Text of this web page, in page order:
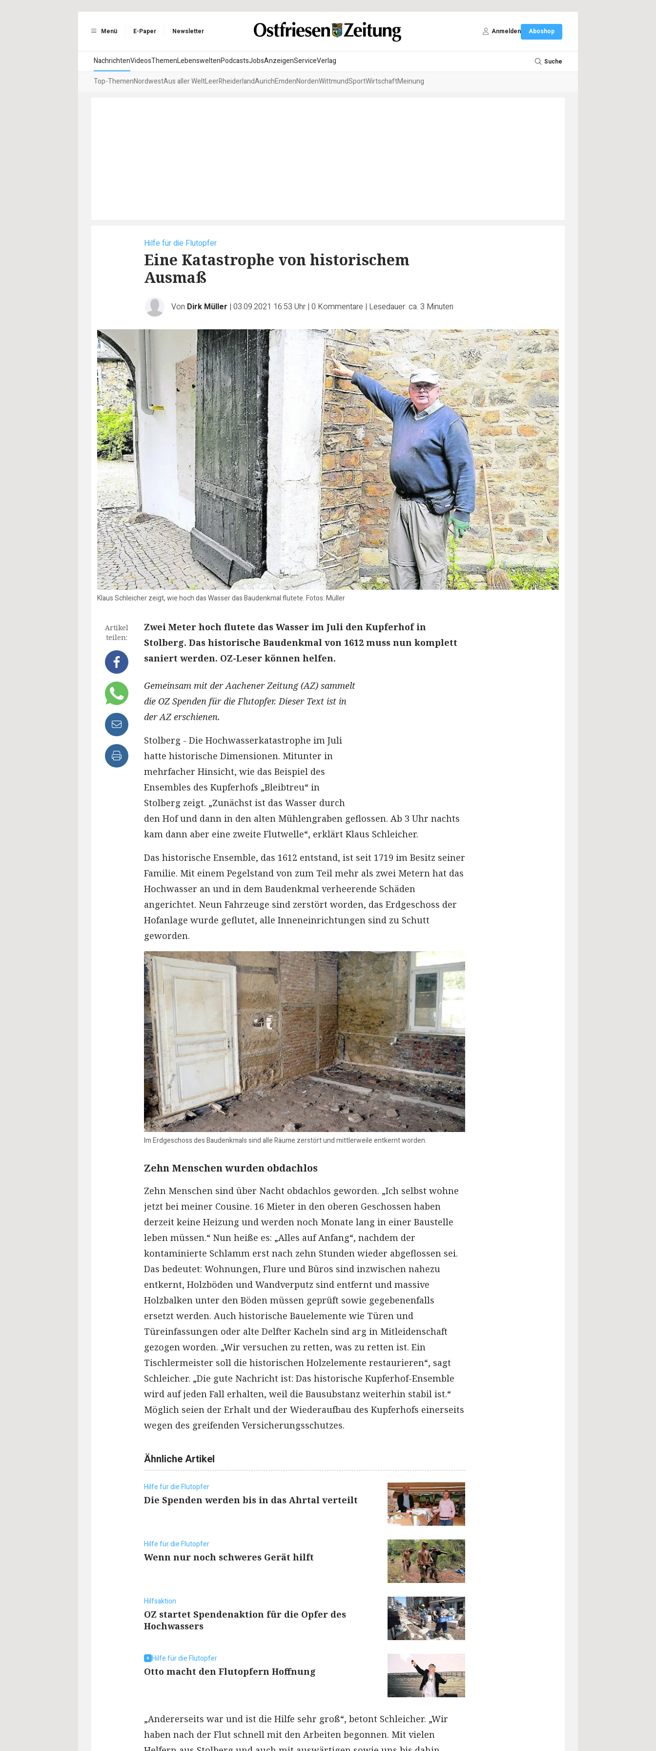
Menü E-Paper Newsletter Anmelden Aboshop
NachrichtenVideosThemenLebensweltenPodcastsJobsAnzeigenServiceVerlag Suche
Top-ThemenNordwestAus aller WeltLeerRheiderlandAurichEmdenNordenWittmundSportWirtschaftMeinung
Hilfe für die Flutopfer
Eine Katastrophe von historischem
Ausmaß
Von Dirk Müller | 03.09.2021 16:53 Uhr | 0 Kommentare | Lesedauer: ca. 3 Minuten
Klaus Schleicher zeigt, wie hoch das Wasser das Baudenkmal flutete. Fotos: Müller
Artikel
teilen:
Zwei Meter hoch flutete das Wasser im Juli den Kupferhof in
Stolberg. Das historische Baudenkmal von 1612 muss nun komplett
saniert werden. OZ-Leser können helfen.
Gemeinsam mit der Aachener Zeitung (AZ) sammelt
die OZ Spenden für die Flutopfer. Dieser Text ist in
der AZ erschienen.
Stolberg - Die Hochwasserkatastrophe im Juli
hatte historische Dimensionen. Mitunter in
mehrfacher Hinsicht, wie das Beispiel des
Ensembles des Kupferhofs „Bleibtreu“ in
Stolberg zeigt. „Zunächst ist das Wasser durch
den Hof und dann in den alten Mühlengraben geflossen. Ab 3 Uhr nachts
kam dann aber eine zweite Flutwelle“, erklärt Klaus Schleicher.
Das historische Ensemble, das 1612 entstand, ist seit 1719 im Besitz seiner
Familie. Mit einem Pegelstand von zum Teil mehr als zwei Metern hat das
Hochwasser an und in dem Baudenkmal verheerende Schäden
angerichtet. Neun Fahrzeuge sind zerstört worden, das Erdgeschoss der
Hofanlage wurde geflutet, alle Inneneinrichtungen sind zu Schutt
geworden.
Im Erdgeschoss des Baudenkmals sind alle Räume zerstört und mittlerweile entkernt worden.
Zehn Menschen wurden obdachlos
Zehn Menschen sind über Nacht obdachlos geworden. „Ich selbst wohne
jetzt bei meiner Cousine. 16 Mieter in den oberen Geschossen haben
derzeit keine Heizung und werden noch Monate lang in einer Baustelle
leben müssen.“ Nun heiße es: „Alles auf Anfang“, nachdem der
kontaminierte Schlamm erst nach zehn Stunden wieder abgeflossen sei.
Das bedeutet: Wohnungen, Flure und Büros sind inzwischen nahezu
entkernt, Holzböden und Wandverputz sind entfernt und massive
Holzbalken unter den Böden müssen geprüft sowie gegebenenfalls
ersetzt werden. Auch historische Bauelemente wie Türen und
Türeinfassungen oder alte Delfter Kacheln sind arg in Mitleidenschaft
gezogen worden. „Wir versuchen zu retten, was zu retten ist. Ein
Tischlermeister soll die historischen Holzelemente restaurieren“, sagt
Schleicher. „Die gute Nachricht ist: Das historische Kupferhof-Ensemble
wird auf jeden Fall erhalten, weil die Bausubstanz weiterhin stabil ist.“
Möglich seien der Erhalt und der Wiederaufbau des Kupferhofs einerseits
wegen des greifenden Versicherungsschutzes.
Ähnliche Artikel
Hilfe für die Flutopfer
Die Spenden werden bis in das Ahrtal verteilt
Hilfe für die Flutopfer
Wenn nur noch schweres Gerät hilft
Hilfsaktion
OZ startet Spendenaktion für die Opfer des
Hochwassers
Hilfe für die Flutopfer
Otto macht den Flutopfern Hoffnung
„Andererseits war und ist die Hilfe sehr groß“, betont Schleicher. „Wir
haben nach der Flut schnell mit den Arbeiten begonnen. Mit vielen